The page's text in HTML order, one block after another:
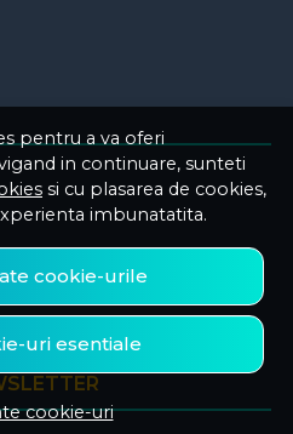
pentru a va oferi
in continuare, sunteti
si cu plasarea de cookies,
imbunatatita.
cookie-urile
uri esentiale
cookie-uri